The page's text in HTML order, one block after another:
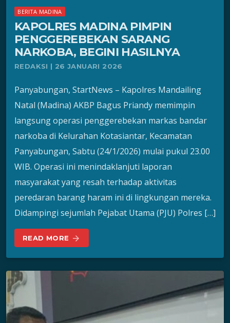
BERITA MADINA
KAPOLRES MADINA PIMPIN
PENGGEREBEKAN SARANG
NARKOBA, BEGINI HASILNYA
REDAKSI | 26 JANUARI 2026
Panyabungan, StartNews – Kapolres Mandailing
Natal (Madina) AKBP Bagus Priandy memimpin
langsung operasi penggerebekan markas bandar
narkoba di Kelurahan Kotasiantar, Kecamatan
Panyabungan, Sabtu (24/1/2026) mulai pukul 23.00
WIB. Operasi ini menindaklanjuti laporan
masyarakat yang resah terhadap aktivitas
peredaran barang haram ini di lingkungan mereka.
Didampingi sejumlah Pejabat Utama (PJU) Polres […]
READ MORE arrow_forward